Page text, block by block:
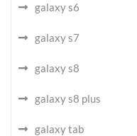
galaxy s6
galaxy s7
galaxy s8
galaxy s8 plus
galaxy tab